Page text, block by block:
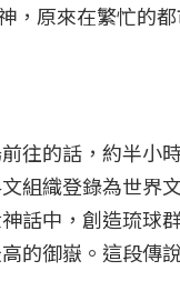
，原來在繁忙的
往的話，約半小
組織登錄為世界
話中，創造琉球
的御嶽。這段傳